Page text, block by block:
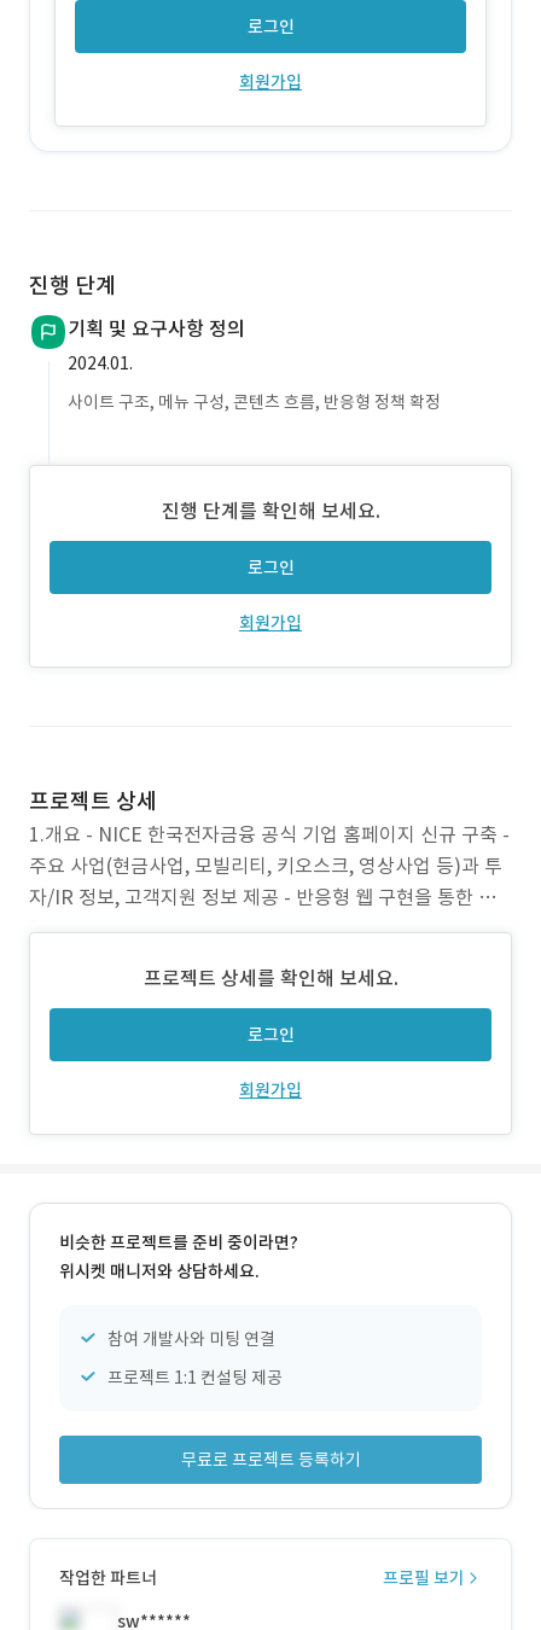
로그인
회원가입
진행 단계
기획 및 요구사항 정의
2024.01.
사이트 구조, 메뉴 구성, 콘텐츠 흐름, 반응형 정책 확정
진행 단계를 확인해 보세요.
로그인
회원가입
프로젝트 상세
1.개요 - NICE 한국전자금융 공식 기업 홈페이지 신규 구축 -
주요 사업(현금사업, 모빌리티, 키오스크, 영상사업 등)과 투
자/IR 정보, 고객지원 정보 제공 - 반응형 웹 구현을 통한 다
양한 디바이스 대응 2.작업 범위 - UI/UX 설계 - 웹 반응형 퍼
스템 구현 - 투자정보(IR) 및 공시 연동 - 고객지원 섹션 구축
프로젝트 상세를 확인해 보세요.
로그인
회원가입
비슷한 프로젝트를 준비 중이라면?
위시켓 매니저와 상담하세요.
참여 개발사와 미팅 연결
프로젝트 1:1 컨설팅 제공
무료로 프로젝트 등록하기
작업한 파트너
프로필 보기
sw******